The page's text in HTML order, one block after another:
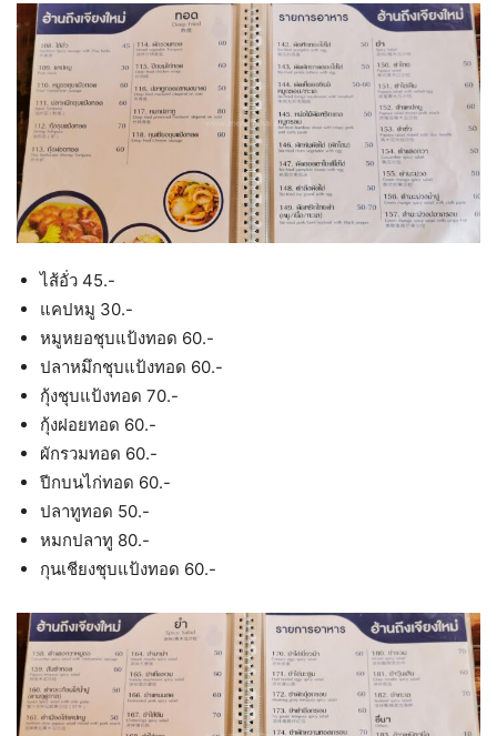
ไส้อั่ว 45.-
แคปหมู 30.-
หมูหยอชุบแป้งทอด 60.-
ปลาหมึกชุบแป้งทอด 60.-
กุ้งชุบแป้งทอด 70.-
กุ้งฝอยทอด 60.-
ผักรวมทอด 60.-
ปีกบนไก่ทอด 60.-
ปลาทูทอด 50.-
หมกปลาทู 80.-
กุนเชียงชุบแป้งทอด 60.-